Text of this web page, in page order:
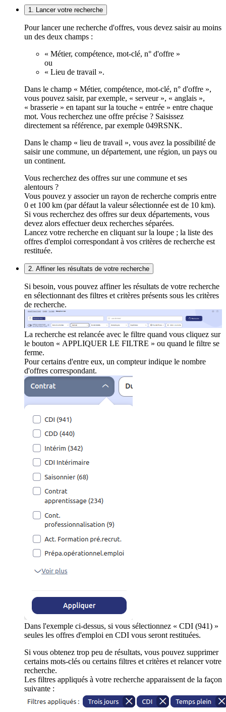
1. Lancer votre recherche
Pour lancer une recherche d'offres, vous devez saisir au moins
un des deux champs :
« Métier, compétence, mot-clé, n° d'offre »
ou
« Lieu de travail ».
Dans le champ « Métier, compétence, mot-clé, n° d'offre »,
vous pouvez saisir, par exemple, « serveur », « anglais »,
« brasserie » en tapant sur la touche « entrée » entre chaque
mot. Vous recherchez une offre précise ? Saisissez
directement sa référence, par exemple 049RSNK.
Dans le champ « lieu de travail », vous avez la possibilité de
saisir une commune, un département, une région, un pays ou
un continent.
Vous recherchez des offres sur une commune et ses
alentours ?
Vous pouvez y associer un rayon de recherche compris entre
0 et 100 km (par défaut la valeur sélectionnée est de 10 km).
Si vous recherchez des offres sur deux départements, vous
devez alors effectuer deux recherches séparées.
Lancez votre recherche en cliquant sur la loupe ; la liste des
offres d'emploi correspondant à vos critères de recherche est
restituée.
2. Affiner les résultats de votre recherche
Si besoin, vous pouvez affiner les résultats de votre recherche
en sélectionnant des filtres et critères présents sous les critères
de recherche.
La recherche est relancée avec le filtre quand vous cliquez sur
le bouton « APPLIQUER LE FILTRE » ou quand le filtre se
ferme.
Pour certains d'entre eux, un compteur indique le nombre
d'offres correspondant.
Dans l'exemple ci-dessus, si vous sélectionnez « CDI (941) »
seules les offres d'emploi en CDI vous seront restituées.
Si vous obtenez trop peu de résultats, vous pouvez supprimer
certains mots-clés ou certains filtres et critères et relancer votre
recherche.
Les filtres appliqués à votre recherche apparaissent de la façon
suivante :